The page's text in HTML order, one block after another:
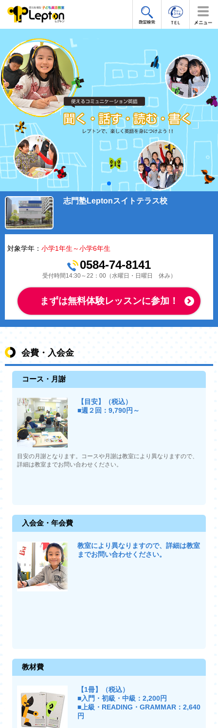
志門塾Leptonスイトテラス校
対象学年： 小学1年生～小学6年生
0584-74-8141
受付時間14:30～22：00（水曜日・日曜日 休み）
まずは無料体験レッスンに参加！
会費・入会金
コース・月謝
【目安】（税込）
■週２回：9,790円～
目安の月謝となります。コースや月謝は教室により異なりますので、
詳細は教室までお問い合わせください。
入会金・年会費
教室により異なりますので、詳細は教室
までお問い合わせください。
教材費
【1冊】（税込）
■入門・初級・中級：2,200円
■上級・READING・GRAMMAR：2,640
円